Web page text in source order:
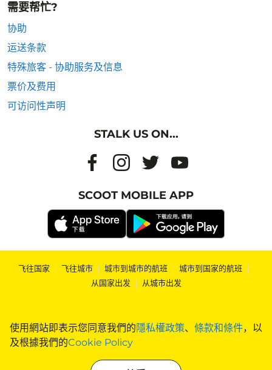
使用網站即表示您同意我們的隱私權政策、 條款和條件，以
及根據我們的Cookie Policy
需要帮忙?
协助
运送条款
特殊旅客 - 协助服务及信息
票价及费用
可访问性声明
STALK US ON...
SCOOT MOBILE APP
飞往国家 | 飞往城市 | 城市到城市的航班 | 城市到国家的航班 |
从国家出发 | 从城市出发